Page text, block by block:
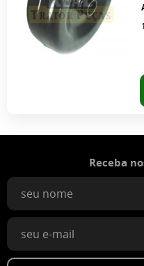
Receba